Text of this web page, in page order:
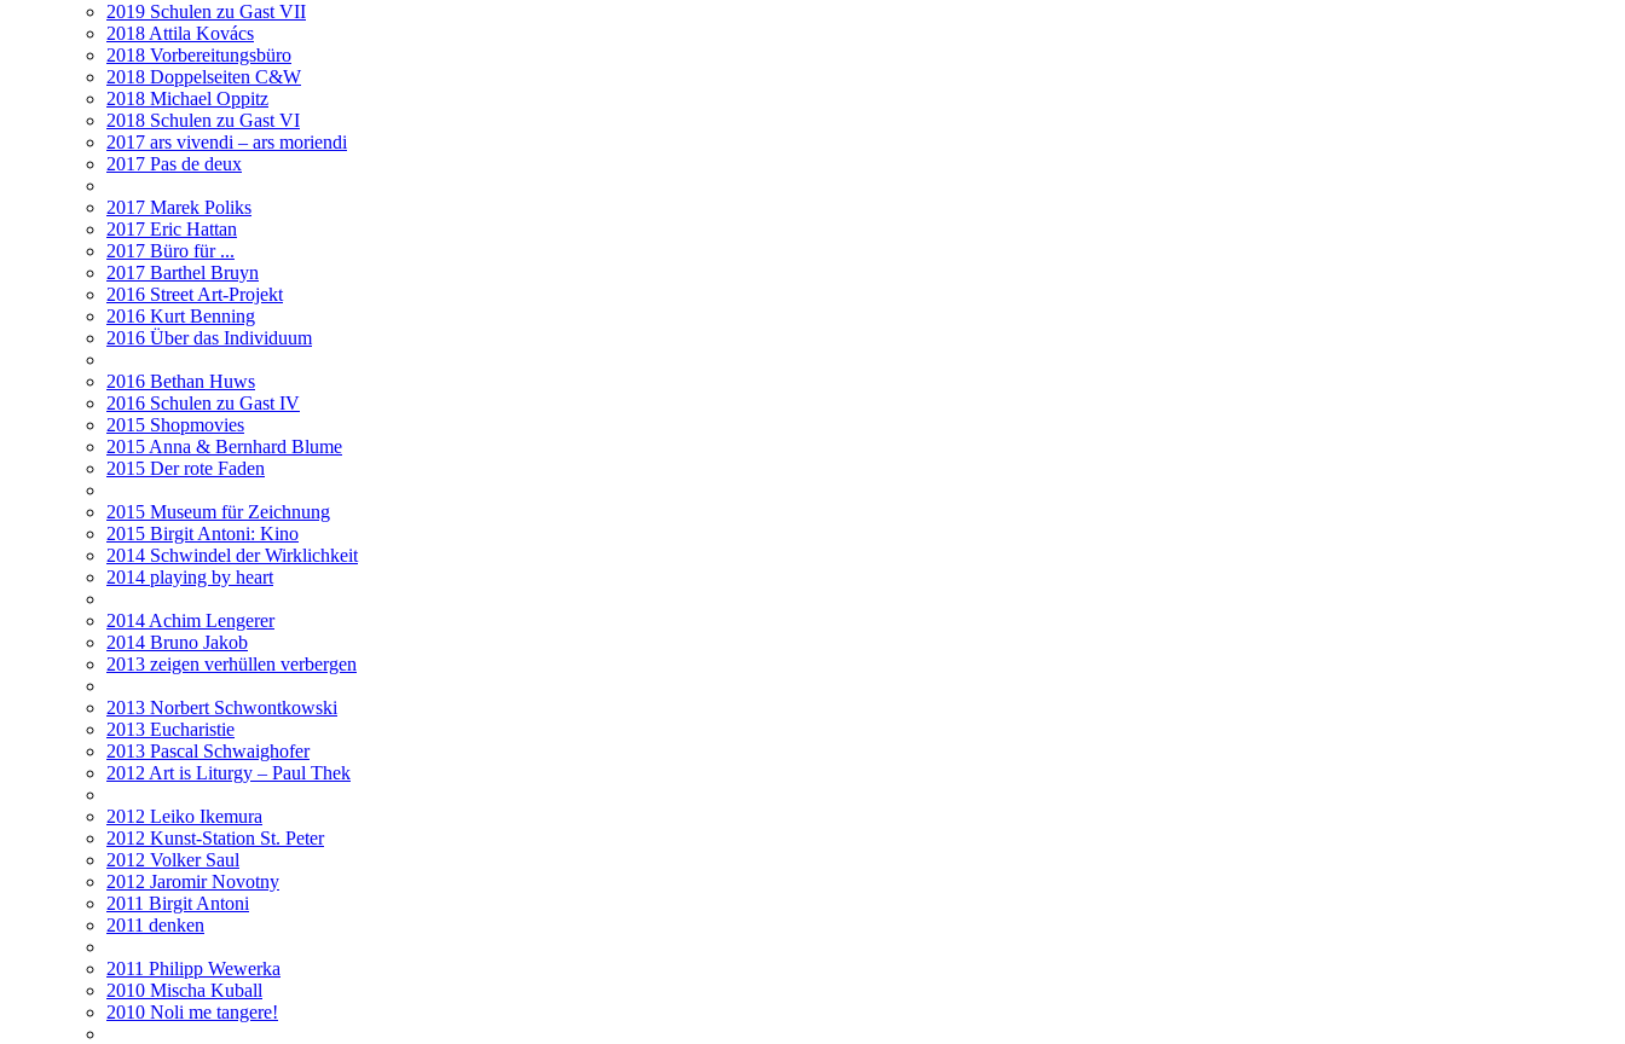
2019 Schulen zu Gast VII
2018 Attila Kovács
2018 Vorbereitungsbüro
2018 Doppelseiten C&W
2018 Michael Oppitz
2018 Schulen zu Gast VI
2017 ars vivendi – ars moriendi
2017 Pas de deux
2017 Marek Poliks
2017 Eric Hattan
2017 Büro für ...
2017 Barthel Bruyn
2016 Street Art-Projekt
2016 Kurt Benning
2016 Über das Individuum
2016 Bethan Huws
2016 Schulen zu Gast IV
2015 Shopmovies
2015 Anna & Bernhard Blume
2015 Der rote Faden
2015 Museum für Zeichnung
2015 Birgit Antoni: Kino
2014 Schwindel der Wirklichkeit
2014 playing by heart
2014 Achim Lengerer
2014 Bruno Jakob
2013 zeigen verhüllen verbergen
2013 Norbert Schwontkowski
2013 Eucharistie
2013 Pascal Schwaighofer
2012 Art is Liturgy – Paul Thek
2012 Leiko Ikemura
2012 Kunst-Station St. Peter
2012 Volker Saul
2012 Jaromir Novotny
2011 Birgit Antoni
2011 denken
2011 Philipp Wewerka
2010 Mischa Kuball
2010 Noli me tangere!